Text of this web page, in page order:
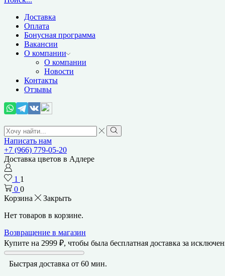
Доставка
Оплата
Бонусная программа
Вакансии
О компании
О компании
Новости
Контакты
Отзывы
Search
input
Search
Написать нам
+7 (966) 779-05-20
Доставка цветов в Адлере
1 1
0 0
Корзина
Закрыть
Нет товаров в корзине.
Возвращение в магазин
Купите на 2999 ₽, чтобы была бесплатная доставка за
Быстрая доставка от 60 мин.